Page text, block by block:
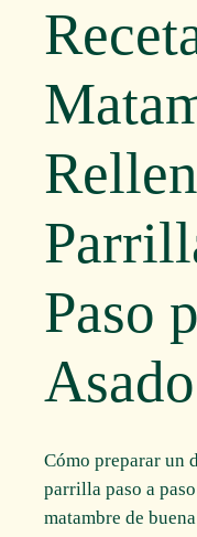
Paso
Cómo preparar un
parrilla paso a
matambre de